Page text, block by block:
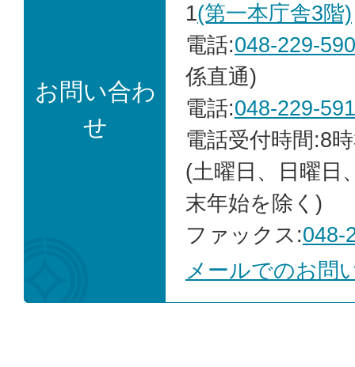
お問い合わ
せ
1(第一本庁舎3階)
電話:048-229-
係直通)
電話:048-229-
電話受付時間:8
(土曜日、日曜日
末年始を除く)
ファックス:048-
メールでのお問